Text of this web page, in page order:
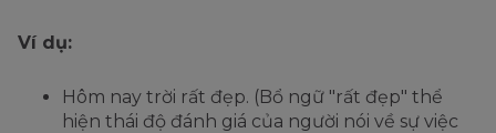
Ví dụ:
Hôm nay trời rất đẹp. (Bổ ngữ "rất đẹp" thể
hiện thái độ đánh giá của người nói về sự việc